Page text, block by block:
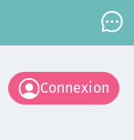
Connexion